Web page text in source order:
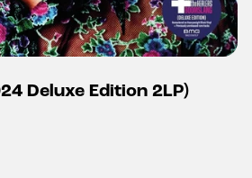
Deluxe Edition 2LP)